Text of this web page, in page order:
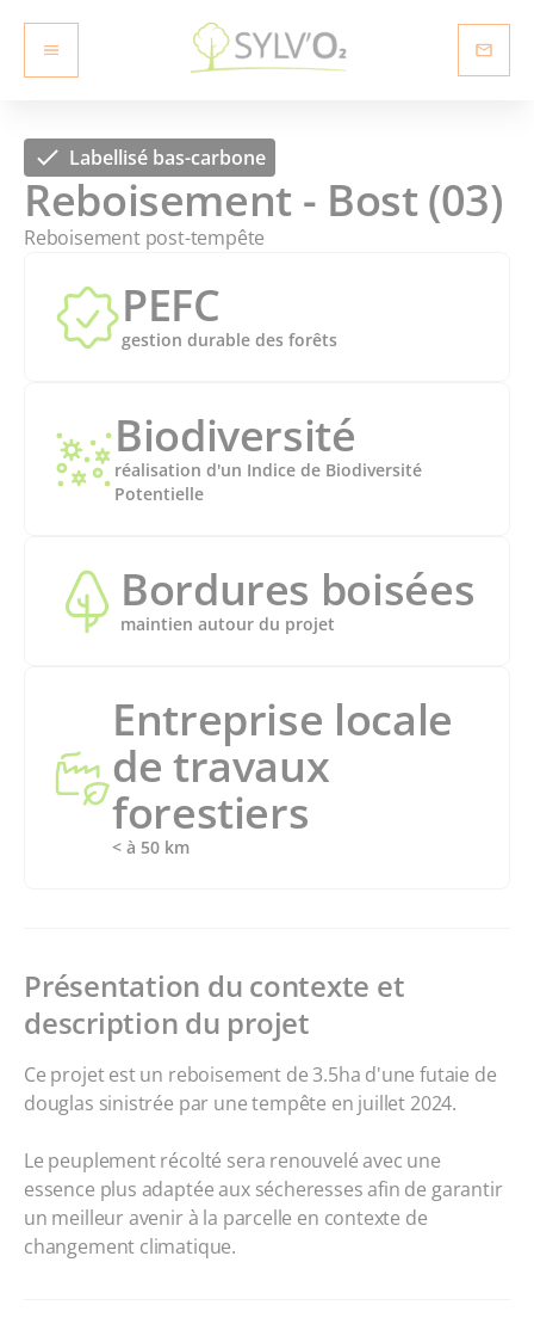
Labellisé bas-carbone
Reboisement - Bost (03)
Reboisement post-tempête
PEFC
gestion durable des forêts
Biodiversité
réalisation d'un Indice de Biodiversité
Potentielle
Bordures boisées
maintien autour du projet
Entreprise locale
de travaux
forestiers
< à 50 km
Présentation du contexte et
description du projet
Ce projet est un reboisement de 3.5ha d'une futaie de
douglas sinistrée par une tempête en juillet 2024.
Le peuplement récolté sera renouvelé avec une
essence plus adaptée aux sécheresses afin de garantir
un meilleur avenir à la parcelle en contexte de
changement climatique.